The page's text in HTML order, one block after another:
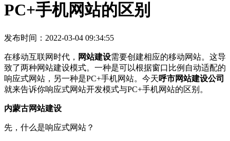
PC+手机网站的区别
发布时间：2022-03-04 09:34:55
在移动互联网时代， 网站建设需要创建相应的移动网站。这导
致了两种网站建设模式。一种是可以根据窗口比例自动适配的
响应式网站，另一种是PC+手机网站。今天呼市网站建设公司
就来告诉你响应式网站开发模式与PC+手机网站的区别。
内蒙古网站建设
先，什么是响应式网站？